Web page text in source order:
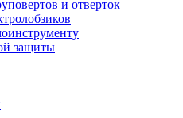
и отверток
защиты